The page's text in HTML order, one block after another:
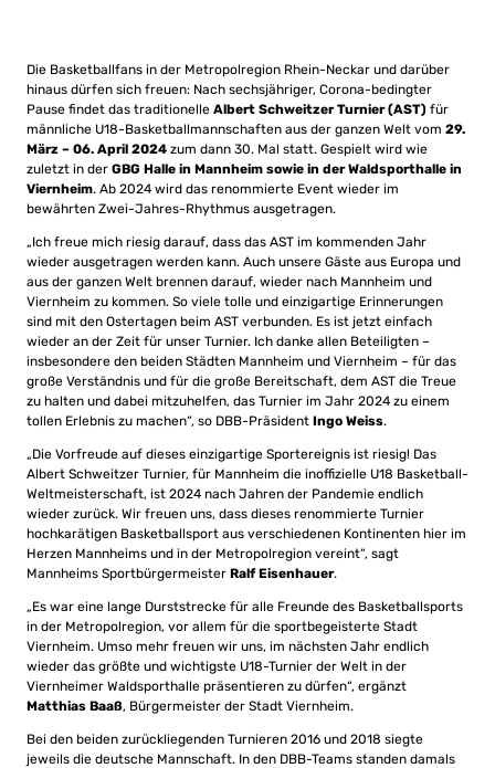
Die Basketballfans in der Metropolregion Rhein-Neckar und darüber
hinaus dürfen sich freuen: Nach sechsjähriger, Corona-bedingter
Pause findet das traditionelle Albert Schweitzer Turnier (AST) für
männliche U18-Basketballmannschaften aus der ganzen Welt vom 29.
März – 06. April 2024 zum dann 30. Mal statt. Gespielt wird wie
zuletzt in der GBG Halle in Mannheim sowie in der Waldsporthalle in
Viernheim. Ab 2024 wird das renommierte Event wieder im
bewährten Zwei-Jahres-Rhythmus ausgetragen.
„Ich freue mich riesig darauf, dass das AST im kommenden Jahr
wieder ausgetragen werden kann. Auch unsere Gäste aus Europa und
aus der ganzen Welt brennen darauf, wieder nach Mannheim und
Viernheim zu kommen. So viele tolle und einzigartige Erinnerungen
sind mit den Ostertagen beim AST verbunden. Es ist jetzt einfach
wieder an der Zeit für unser Turnier. Ich danke allen Beteiligten –
insbesondere den beiden Städten Mannheim und Viernheim – für das
große Verständnis und für die große Bereitschaft, dem AST die Treue
zu halten und dabei mitzuhelfen, das Turnier im Jahr 2024 zu einem
tollen Erlebnis zu machen“, so DBB-Präsident Ingo Weiss.
„Die Vorfreude auf dieses einzigartige Sportereignis ist riesig! Das
Albert Schweitzer Turnier, für Mannheim die inoffizielle U18 Basketball-
Weltmeisterschaft, ist 2024 nach Jahren der Pandemie endlich
wieder zurück. Wir freuen uns, dass dieses renommierte Turnier
hochkarätigen Basketballsport aus verschiedenen Kontinenten hier im
Herzen Mannheims und in der Metropolregion vereint“, sagt
Mannheims Sportbürgermeister Ralf Eisenhauer.
„Es war eine lange Durststrecke für alle Freunde des Basketballsports
in der Metropolregion, vor allem für die sportbegeisterte Stadt
Viernheim. Umso mehr freuen wir uns, im nächsten Jahr endlich
wieder das größte und wichtigste U18-Turnier der Welt in der
Viernheimer Waldsporthalle präsentieren zu dürfen“, ergänzt
Matthias Baaß, Bürgermeister der Stadt Viernheim.
Bei den beiden zurückliegenden Turnieren 2016 und 2018 siegte
jeweils die deutsche Mannschaft. In den DBB-Teams standen damals